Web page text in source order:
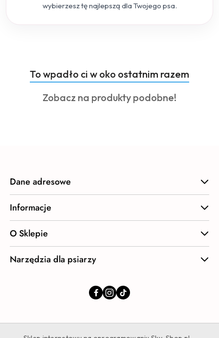
wybierzesz tę najlepszą dla Twojego psa.
Pomiń karuzelę produktów
Produkty
o
statusie:
To wpadło ci w oko ostatnim razem
Produkty
Zobacz na produkty podobne!
Dane adresowe
Informacje
O Sklepie
Narzędzia dla psiarzy